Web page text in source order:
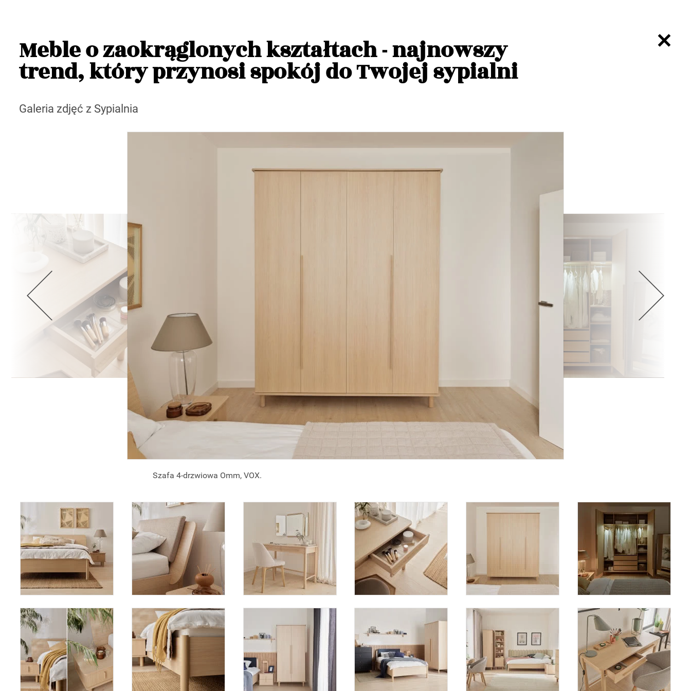
Meble o zaokrąglonych kształtach - najnowszy
trend, który przynosi spokój do Twojej sypialni
Galeria zdjęć z Sypialnia
Szafa 4-drzwiowa Omm, VOX.